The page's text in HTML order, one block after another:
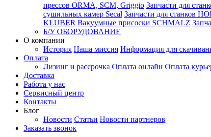
прессов ORMA, SCM, Griggio Запчасти для
сушильных камер Secal Запчасти для станков
KLUBER Вакуумные присоски SCHMALZ
Б/У ОБОРУДОВАНИЕ
О компании
История Наша миссия Информация для
Оплата
Лизинг и рассрочка Оплата онлайн Оплата
Доставка
Работа у нас
Сервисный центр
Контакты
Блог
Новости Статьи Новости партнеров
Заказать звонок